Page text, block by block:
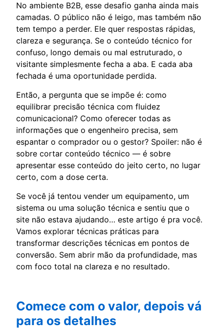
No ambiente B2B, esse desafio ganha ainda mais
camadas. O público não é leigo, mas também não
tem tempo a perder. Ele quer respostas rápidas,
clareza e segurança. Se o conteúdo técnico for
confuso, longo demais ou mal estruturado, o
visitante simplesmente fecha a aba. E cada aba
fechada é uma oportunidade perdida.
Então, a pergunta que se impõe é: como
equilibrar precisão técnica com fluidez
comunicacional? Como oferecer todas as
informações que o engenheiro precisa, sem
espantar o comprador ou o gestor? Spoiler: não é
sobre cortar conteúdo técnico — é sobre
apresentar esse conteúdo do jeito certo, no lugar
certo, com a dose certa.
Se você já tentou vender um equipamento, um
sistema ou uma solução técnica e sentiu que o
site não estava ajudando… este artigo é pra você.
Vamos explorar técnicas práticas para
transformar descrições técnicas em pontos de
conversão. Sem abrir mão da profundidade, mas
com foco total na clareza e no resultado.
Comece com o valor, depois vá
para os detalhes